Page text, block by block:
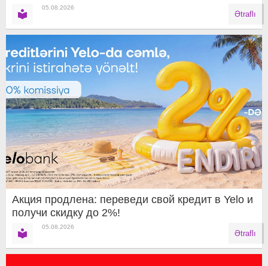
05.08.2026
Ətraflı
Акция продлена: переведи свой кредит в Yelo и
получи скидку до 2%!
05.08.2026
Ətraflı